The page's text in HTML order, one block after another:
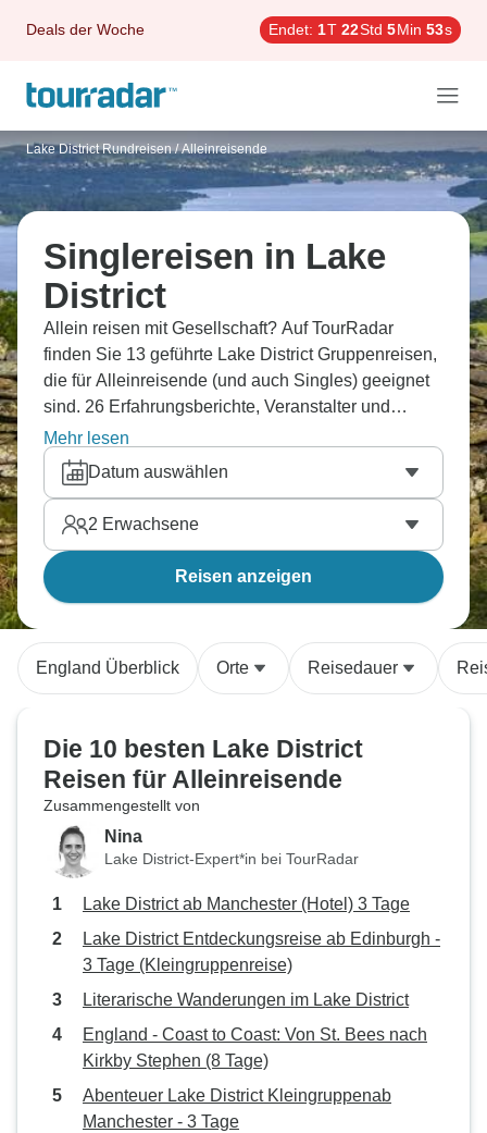
Deals der Woche Endet: 1T 22Std 5Min 52s
Lake District Rundreisen / Alleinreisende
Singlereisen in Lake
District
Allein reisen mit Gesellschaft? Auf TourRadar
finden Sie 13 geführte Lake District Gruppenreisen,
die für Alleinreisende (und auch Singles) geeignet
sind. 26 Erfahrungsberichte, Veranstalter und
Routen vergleichen und die beste Rundreise
flexibel buchen.
Mehr lesen
Datum auswählen
2 Erwachsene
Reisen anzeigen
England Überblick Orte Reisedauer
Die 10 besten Lake District
Reisen für Alleinreisende
Zusammengestellt von
Nina
Lake District-Expert*in bei TourRadar
Lake District ab Manchester (Hotel) 3 Tage
Lake District Entdeckungsreise ab Edinburgh -
3 Tage (Kleingruppenreise)
Literarische Wanderungen im Lake District
England - Coast to Coast: Von St. Bees nach
Kirkby Stephen (8 Tage)
Abenteuer Lake District Kleingruppenab
Manchester - 3 Tage